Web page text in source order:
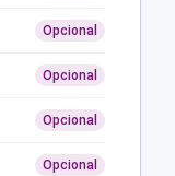
Opcional
Opcional
Opcional
Opcional